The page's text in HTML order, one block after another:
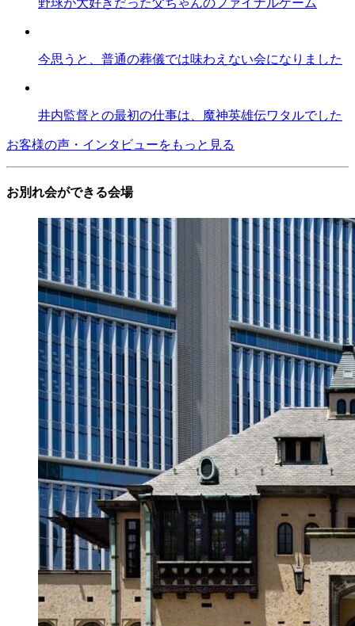
今思うと、普通の葬儀では味わえない会になりました
井内監督との最初の仕事は、魔神英雄伝ワタルでした
お客様の声・インタビューをもっと見る
お別れ会ができる会場